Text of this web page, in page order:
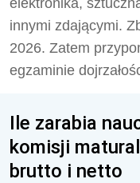
elektronika,
innymi zdającymi.
2026. Zatem
egzaminie
Ile zarabia
komisji
brutto i netto